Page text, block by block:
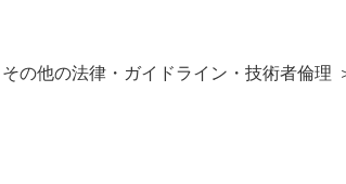
の他の法律・ガイドライン・技術者倫理